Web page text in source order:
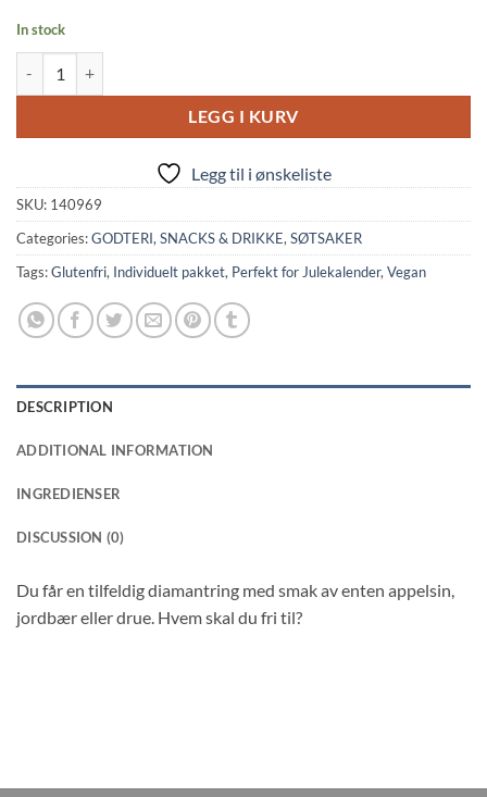
In stock
LEGG I KURV
Legg til i ønskeliste
SKU: 140969
Categories:GODTERI, SNACKS & DRIKKE,SØTSAKER
Tags:Glutenfri, Individuelt pakket, Perfekt for Julekalender,Vegan
DESCRIPTION
ADDITIONAL INFORMATION
INGREDIENSER
DISCUSSION (0)
Du får en tilfeldig diamantring med smak av enten appelsin,
jordbær eller drue. Hvem skal du fri til?